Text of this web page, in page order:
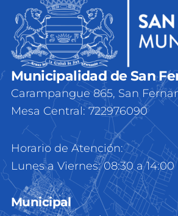
Municipalidad de San
Carampangue 865, San
Mesa Central: 722976090
Horario de Atención:
Lunes a Viernes: 08:30 a 14:00
Municipal